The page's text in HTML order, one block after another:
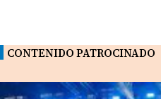
CONTENIDO PATROCINADO